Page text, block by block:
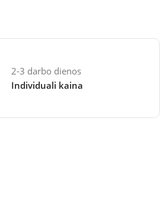
2-3 darbo dienos
Individuali kaina